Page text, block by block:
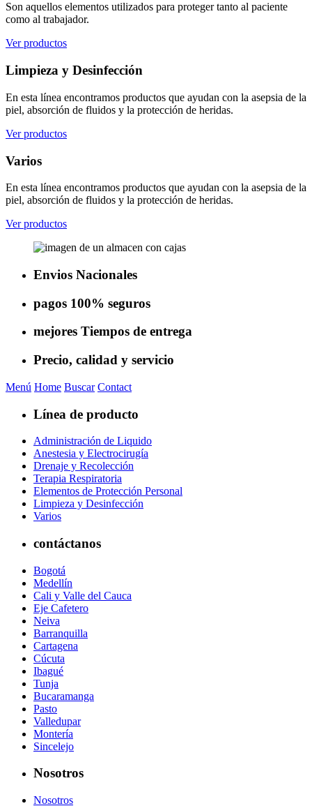
Son aquellos elementos utilizados para proteger tanto al paciente
como al trabajador.
Ver productos
Limpieza y Desinfección
En esta línea encontramos productos que ayudan con la asepsia de la
piel, absorción de fluidos y la protección de heridas.
Ver productos
Varios
En esta línea encontramos productos que ayudan con la asepsia de la
piel, absorción de fluidos y la protección de heridas.
Ver productos
Envios Nacionales
pagos 100% seguros
mejores Tiempos de entrega
Precio, calidad y servicio
Menú Home Buscar Contact
Línea de producto
Administración de Liquido
Anestesia y Electrocirugía
Drenaje y Recolección
Terapia Respiratoria
Elementos de Protección Personal
Limpieza y Desinfección
Varios
contáctanos
Bogotá
Medellín
Cali y Valle del Cauca
Eje Cafetero
Neiva
Barranquilla
Cartagena
Cúcuta
Ibagué
Tunja
Bucaramanga
Pasto
Valledupar
Montería
Sincelejo
Nosotros
Nosotros